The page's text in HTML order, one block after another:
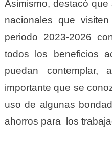
Asimismo, destacó
nacionales que
periodo 2023-2026
todos los beneficios
puedan contemplar,
importante que se
uso de algunas
ahorros para los